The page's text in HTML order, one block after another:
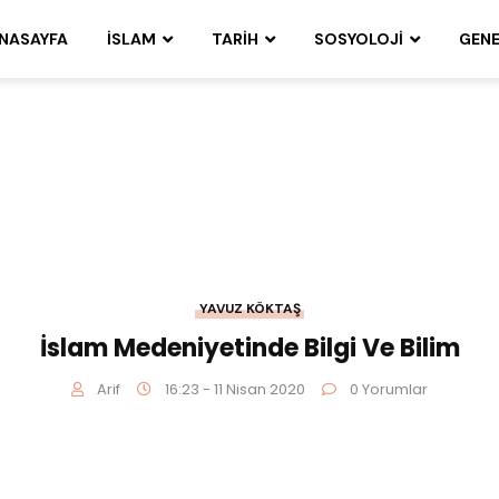
İSLAM TARIH SOSYOLOJI
YAVUZ KÖKTAŞ
İslam Medeniyetinde Bilgi Ve Bilim
Arif 16:23 - 11 Nisan 2020 0 Yorumlar